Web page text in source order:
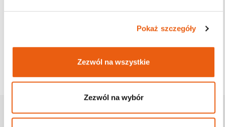
Pokaż szczegóły
Zezwól na wszystkie
Zezwól na wybór
Zapisz Się Na Newsletter